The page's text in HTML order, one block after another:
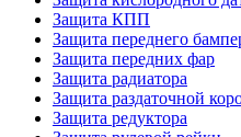
Защита КПП
Защита переднего
Защита передних фар
Защита радиатора
Защита раздаточной
Защита редуктора